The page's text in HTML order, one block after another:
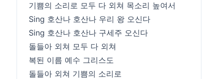
기쁨의 소리로 모두 다 외쳐 목소리 높여서
Sing 호산나 호산나 우리 왕 오신다
Sing 호산나 호산나 구세주 오신다
돌들아 외쳐 모두 다 외쳐
복된 이름 예수 그리스도
돌들아 외쳐 기쁨의 소리로